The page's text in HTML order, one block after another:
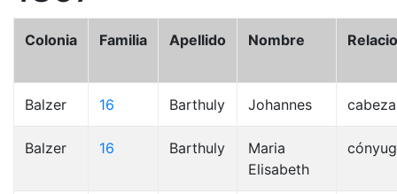
Colonia Familia Apellido Nombre
Balzer 16 Barthuly Johannes cabeza
Balzer 16 Barthuly
Maria
Elisabeth